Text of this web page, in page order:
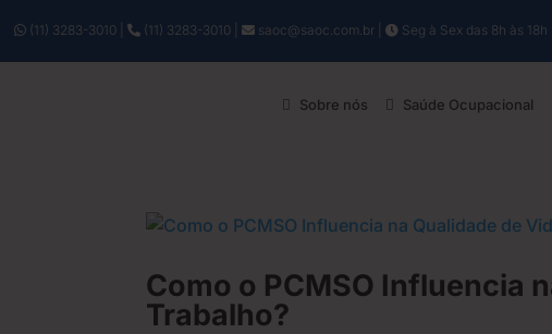
(11) 3283-3010 | (11) 3283-3010 | saoc@saoc.com.br | Seg à Sex das 8h às 18h
Sobre nós Saúde Ocupacional
Como o PCMSO Influencia
Trabalho?